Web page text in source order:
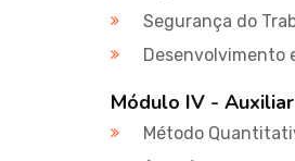
Segurança do
Desenvolvimento
Módulo IV -
Método